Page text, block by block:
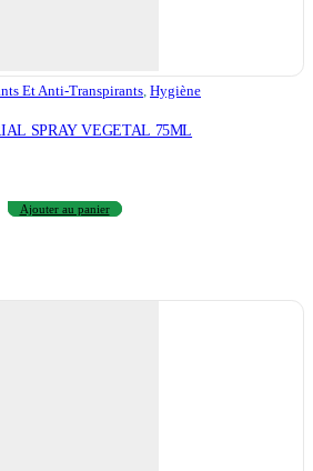
Et Anti-Transpirants Hygiène
SPRAY VEGETAL 75ML
Ajouter au panier